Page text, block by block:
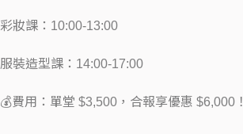
彩妝課：10:00-13:00
服裝造型課：14:00-17:00
💰費用：單堂 $3,500，合報享優惠 $6,000！